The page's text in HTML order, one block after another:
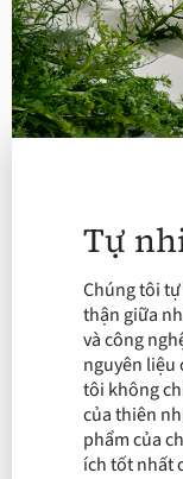
Tự
Chúng tôi
thận giữa
và công
nguyên liệu
tôi không
của thiên
phẩm của
ích tốt nhất